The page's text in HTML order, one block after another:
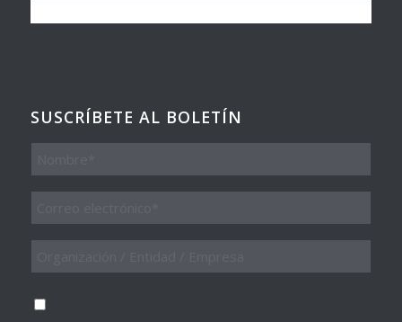
SUSCRÍBETE AL BOLETÍN
Empresa
Consentimiento